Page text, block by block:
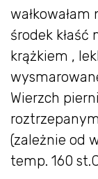
wałkowałam
środek
krążkiem ,
Wierzch
(zależnie od
temp. 160